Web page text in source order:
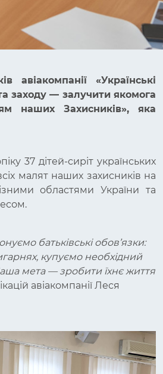
авіакомпанії «Українські
заходу — залучити якомога
наших Захисників», яка
37 дітей-сиріт українських
малят наших захисників на
областями України та
батьківські обов’язки:
купуємо необхідний
мета — зробити їхнє життя
авіакомпанії Леся